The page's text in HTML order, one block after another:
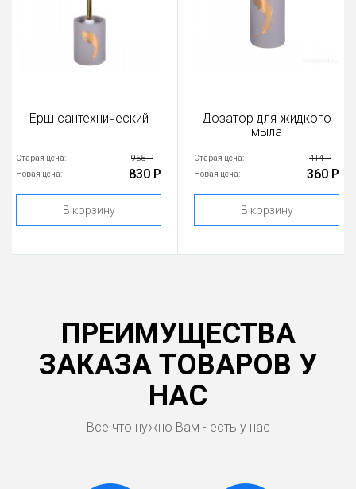
Ерш сантехнический
Старая цена: 955 Р
Новая цена: 830 Р
В корзину
Дозатор для жидкого
мыла
Старая цена: 414 Р
Новая цена: 360 Р
В корзину
ПРЕИМУЩЕСТВА
ЗАКАЗА ТОВАРОВ У
НАС
Все что нужно Вам - есть у нас